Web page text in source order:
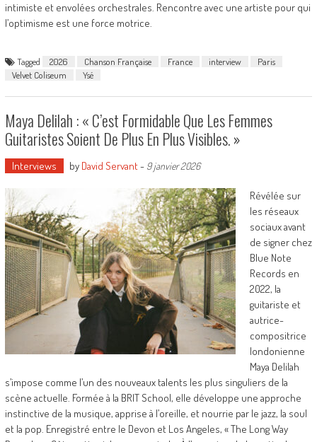
intimiste et envolées orchestrales. Rencontre avec une artiste pour qui
l’optimisme est une force motrice.
Tagged 2026 Chanson Française France interview
Paris
Velvet Coliseum
Ysé
Maya Delilah : « C’est Formidable Que Les Femmes
Guitaristes Soient De Plus En Plus Visibles. »
Interviews by David Servant- 9 janvier 2026
Révélée sur
les réseaux
sociaux avant
de signer chez
Blue Note
Records en
2022, la
guitariste et
autrice-
compositrice
londonienne
Maya Delilah
s’impose comme l’un des nouveaux talents les plus singuliers de la
scène actuelle. Formée à la BRIT School, elle développe une approche
instinctive de la musique, apprise à l’oreille, et nourrie par le jazz, la soul
et la pop. Enregistré entre le Devon et Los Angeles, « The Long Way